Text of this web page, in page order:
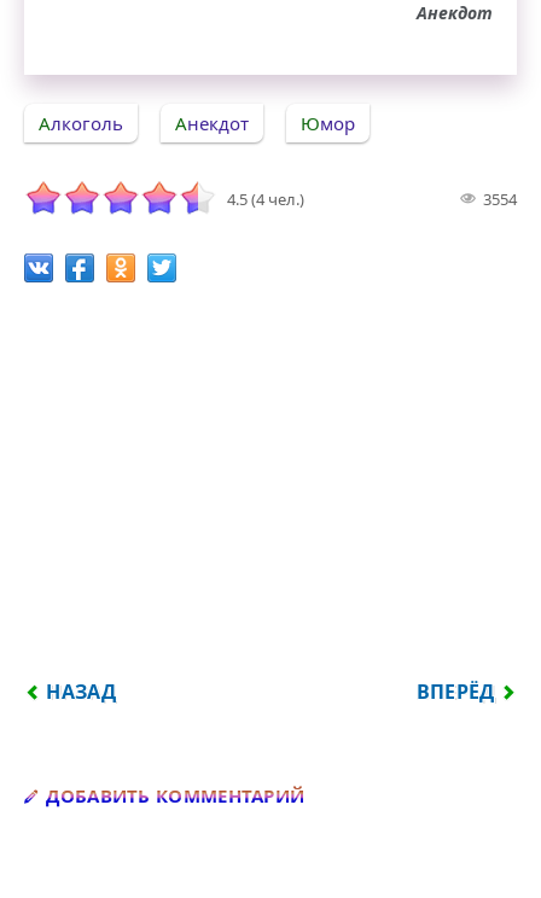
Анекдот
Алкоголь Анекдот Юмор
4.5 (4 чел.) 3554
ПРЕДЫДУЩИЙ: МУЖИК ЗАХОДИТ В БАР,
НАЗАД ВПЕРЁД
ДОБАВИТЬ КОММЕНТАРИЙ